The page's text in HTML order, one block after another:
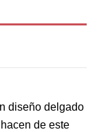
diseño delgado
de este